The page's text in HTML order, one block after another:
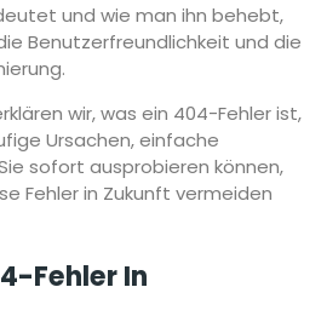
und wie man ihn behebt,
Benutzerfreundlichkeit und die
wir, was ein 404-Fehler ist,
Ursachen, einfache
sofort ausprobieren können,
Fehler in Zukunft vermeiden
Fehler In